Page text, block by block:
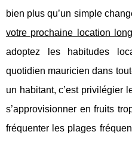
bien plus qu’un simple
votre prochaine location
adoptez les habitudes
quotidien mauricien dans
un habitant, c’est privilégier
s’approvisionner en fruits
fréquenter les plages